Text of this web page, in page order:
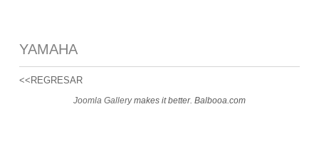
YAMAHA
<<REGRESAR
Joomla Gallerymakes it better. Balbooa.com